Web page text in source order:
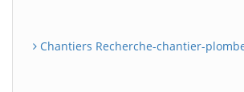
Chantiers Recherche-chantier-